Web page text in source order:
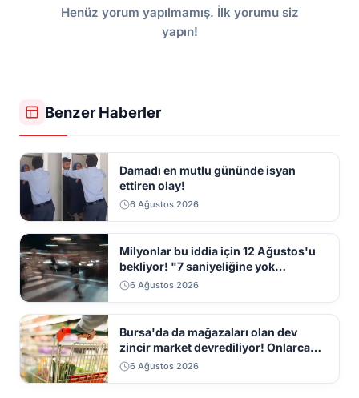
Henüz yorum yapılmamış. İlk yorumu siz
yapın!
Benzer Haberler
Damadı en mutlu gününde isyan
ettiren olay!
6 Ağustos 2026
Milyonlar bu iddia için 12 Ağustos'u
bekliyor! "7 saniyeliğine yok
kaybolacak"
6 Ağustos 2026
Bursa'da da mağazaları olan dev
zincir market devrediliyor! Onlarca
mağaza kapatılacak
6 Ağustos 2026